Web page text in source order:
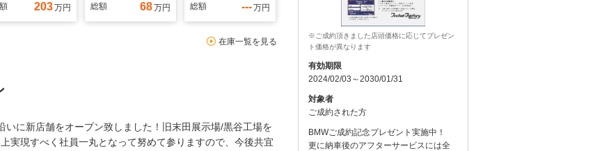
203万円
総額
68万円 総額 ---万円
在庫一覧を見る
に新店舗をオープン致しました！旧末田展示場/黒谷工場を
実現すべく社員一丸となって努めて参りますので、今後共宜
※ご成約頂きました店頭価格に応じてプレゼン
ト価格が異なります
有効期限
2024/02/03～2030/01/31
対象者
ご成約された方
BMWご成約記念プレゼント実施中！
更に納車後のアフターサービスには全